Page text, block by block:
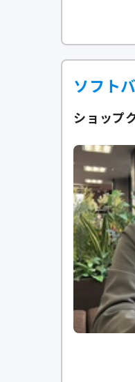
ソフト
ショップ